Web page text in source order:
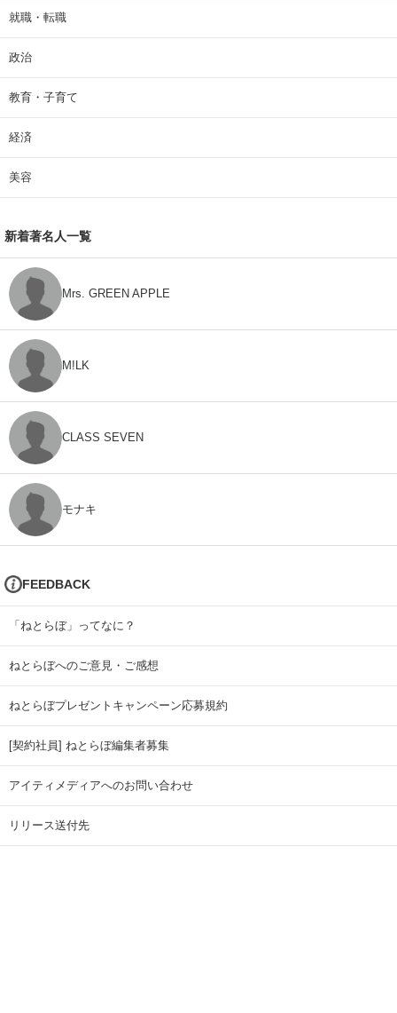
就職・転職
政治
教育・子育て
経済
美容
新着著名人一覧
Mrs. GREEN APPLE
M!LK
CLASS SEVEN
モナキ
FEEDBACK
「ねとらぼ」ってなに？
ねとらぼへのご意見・ご感想
ねとらぼプレゼントキャンペーン応募規約
[契約社員] ねとらぼ編集者募集
アイティメディアへのお問い合わせ
リリース送付先